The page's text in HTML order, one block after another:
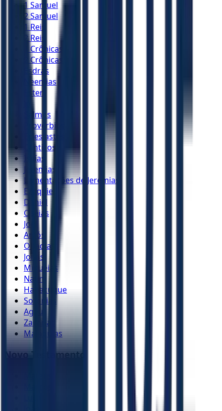
1 Samuel
2 Samuel
1 Reis
2 Reis
1 Crônicas
2 Crônicas
Esdras
Neemias
Ester
Salmos
Provérbios
Eclesiastes
Cânticos
Isaías
Jeremias
Lamentações de Jeremias
Ezequiel
Daniel
Oséias
Joel
Amós
Obadias
Jonas
Miquéias
Naum
Habacuque
Sofonias
Ageu
Zacarias
Malaquias
Novo Testamento